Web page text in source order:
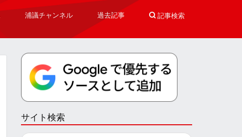
浦議チャンネル 過去記事  記事検索
サイト検索